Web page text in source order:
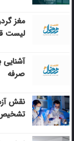
مغز
لیست
آشنایی
صرفه
نقش
تشخیص